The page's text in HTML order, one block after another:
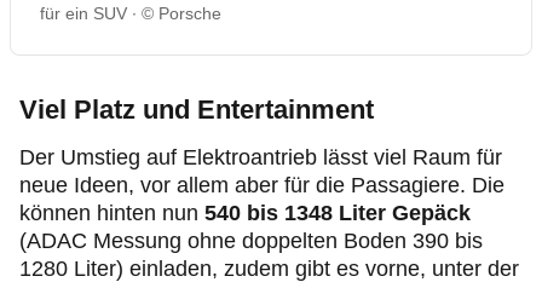
für ein SUV
© Porsche
Viel Platz und Entertainment
Der Umstieg auf Elektroantrieb lässt viel Raum für
neue Ideen, vor allem aber für die Passagiere. Die
können hinten nun 540 bis 1348 Liter Gepäck
(ADAC Messung ohne doppelten Boden 390 bis
1280 Liter) einladen, zudem gibt es vorne, unter der